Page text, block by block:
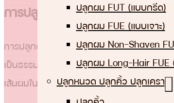
ปลูกผม FUT (แบบกรีด)
ปลูกผม FUE (แบบเจาะ)
ปลูกผม Non-Shaven
ปลูกผม Long-Hair FUE
ปลูกหนวด ปลูกคิ้ว ปลูกเครา
การปลูกผม FUE เหมาะกับใครบ้าง
การปลูกผม FUE เหมาะสำหรับผู้ที่มีปัญหาผ
เป็นธรรมชาติอีกครั้ง นอกจากนี้ยังเหมาะกับ
เส้นผมในบริเวณที่เจาะจง ทั้งนี้ผู้ที่เหมาะจะใช้วิ